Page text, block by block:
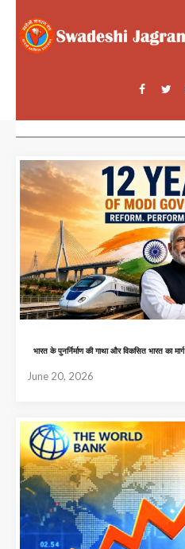
भारत के पुनर्निर्माण की गाथा और विकसित भारत का मार्ग
June 20, 2026